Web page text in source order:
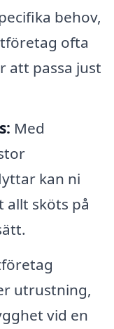
behov,
ofta
att passa just
Med
kan ni
allt sköts på
utrustning,
vid en